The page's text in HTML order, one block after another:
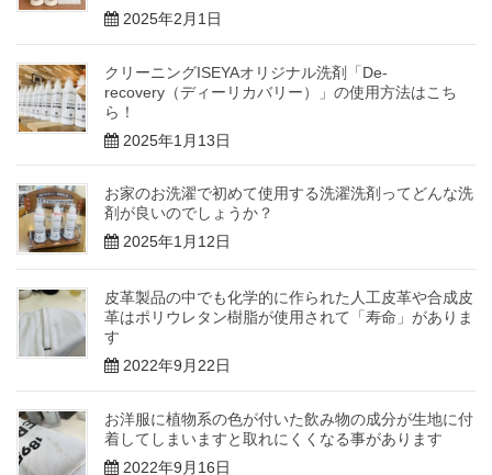
2025年2月1日
クリーニングISEYAオリジナル洗剤「De-
recovery（ディーリカバリー）」の使用方法はこち
ら！
2025年1月13日
お家のお洗濯で初めて使用する洗濯洗剤ってどんな洗
剤が良いのでしょうか？
2025年1月12日
皮革製品の中でも化学的に作られた人工皮革や合成皮
革はポリウレタン樹脂が使用されて「寿命」がありま
す
2022年9月22日
お洋服に植物系の色が付いた飲み物の成分が生地に付
着してしまいますと取れにくくなる事があります
2022年9月16日